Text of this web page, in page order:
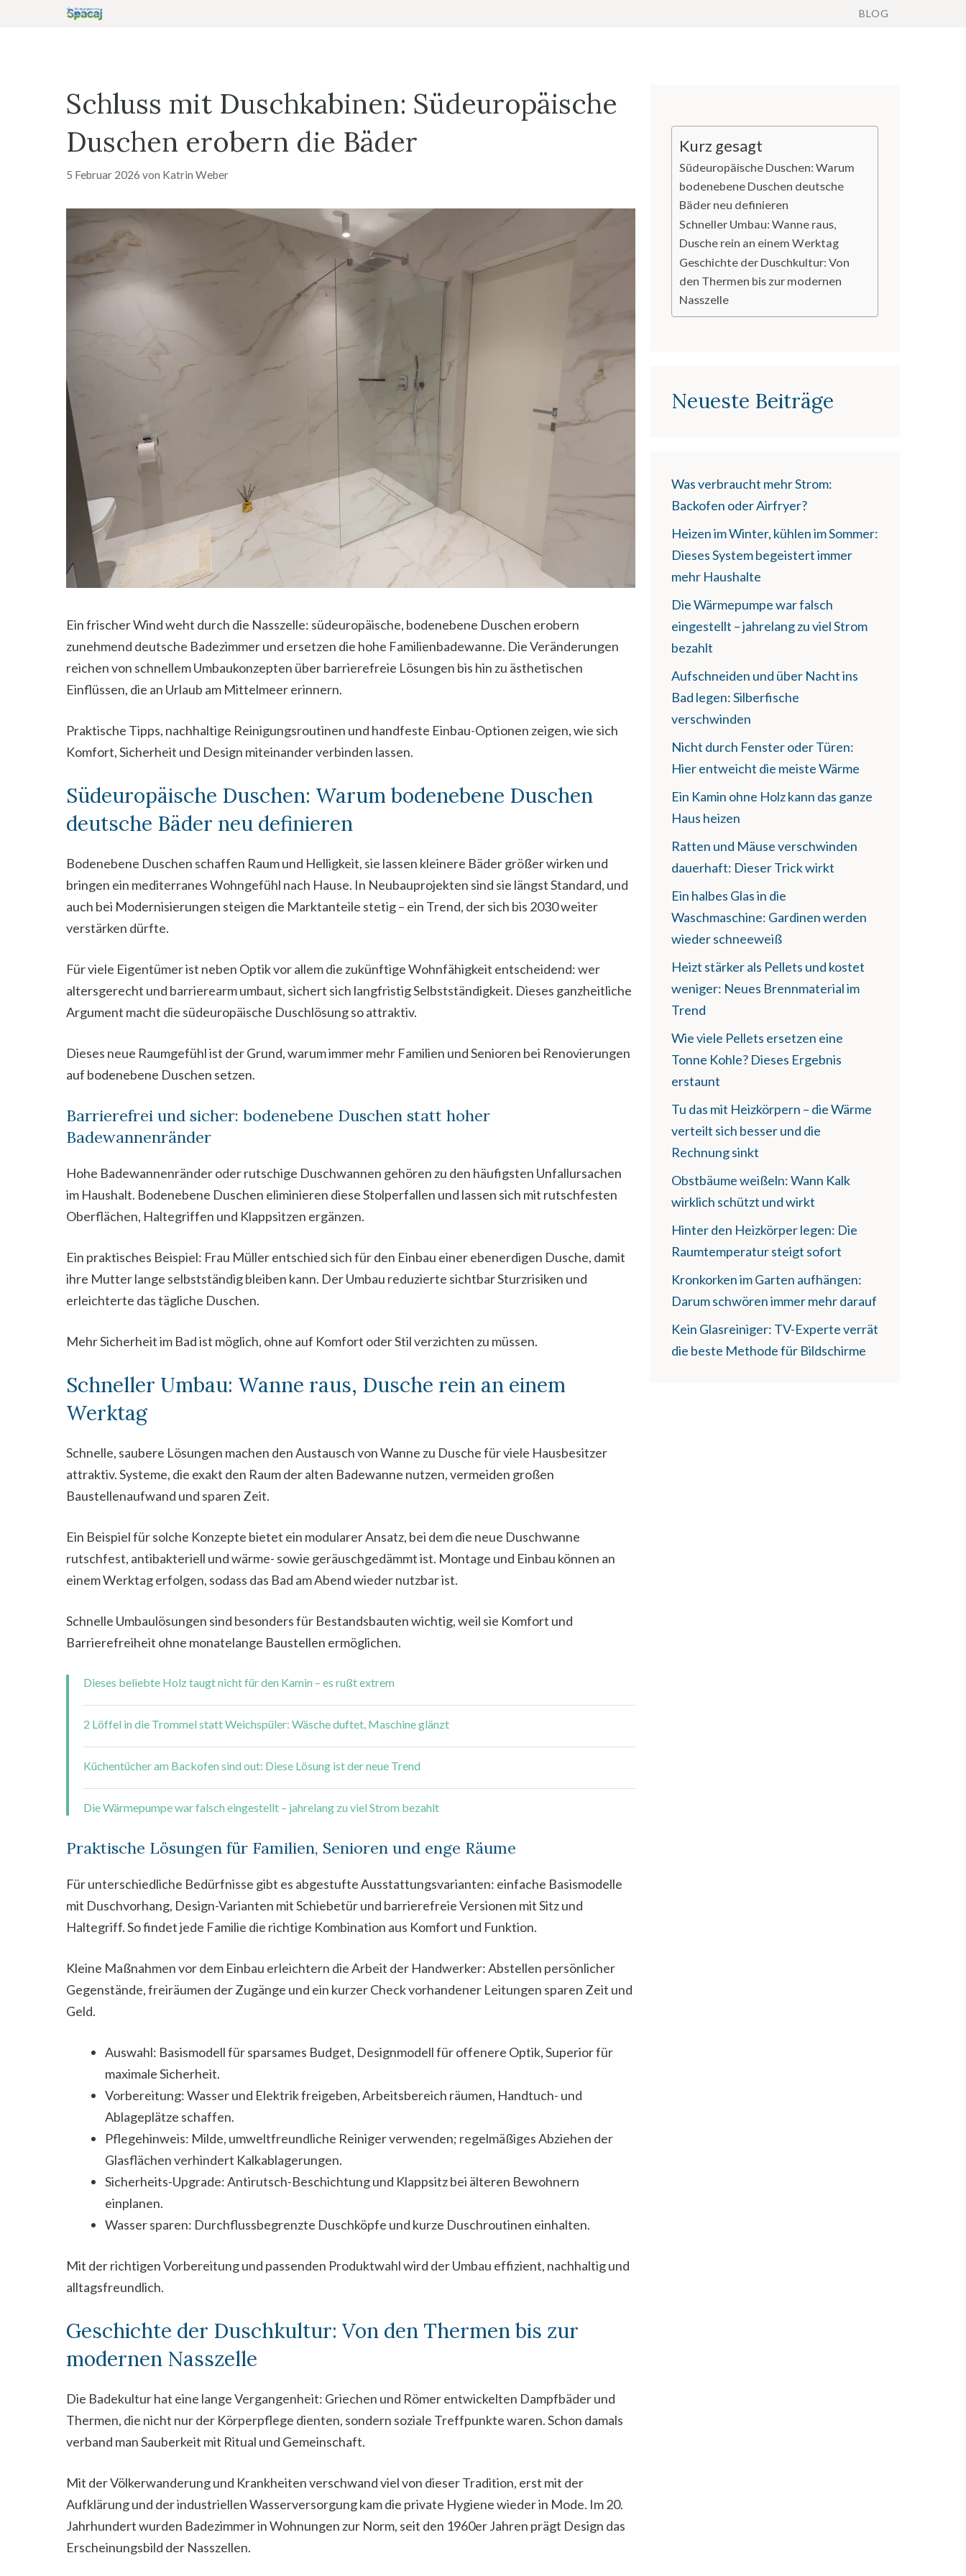
BLOG
Schluss mit Duschkabinen: Südeuropäische
Duschen erobern die Bäder
5 Februar 2026 von Katrin Weber
Ein frischer Wind weht durch die Nasszelle: südeuropäische, bodenebene Duschen erobern
zunehmend deutsche Badezimmer und ersetzen die hohe Familienbadewanne. Die Veränderungen
reichen von schnellem Umbaukonzepten über barrierefreie Lösungen bis hin zu ästhetischen
Einflüssen, die an Urlaub am Mittelmeer erinnern.
Praktische Tipps, nachhaltige Reinigungsroutinen und handfeste Einbau-Optionen zeigen, wie sich
Komfort, Sicherheit und Design miteinander verbinden lassen.
Südeuropäische Duschen: Warum bodenebene Duschen
deutsche Bäder neu definieren
Bodenebene Duschen schaffen Raum und Helligkeit, sie lassen kleinere Bäder größer wirken und
bringen ein mediterranes Wohngefühl nach Hause. In Neubauprojekten sind sie längst Standard, und
auch bei Modernisierungen steigen die Marktanteile stetig – ein Trend, der sich bis 2030 weiter
verstärken dürfte.
Für viele Eigentümer ist neben Optik vor allem die zukünftige Wohnfähigkeit entscheidend: wer
altersgerecht und barrierearm umbaut, sichert sich langfristig Selbstständigkeit. Dieses ganzheitliche
Argument macht die südeuropäische Duschlösung so attraktiv.
Dieses neue Raumgefühl ist der Grund, warum immer mehr Familien und Senioren bei Renovierungen
auf bodenebene Duschen setzen.
Barrierefrei und sicher: bodenebene Duschen statt hoher
Badewannenränder
Hohe Badewannenränder oder rutschige Duschwannen gehören zu den häufigsten Unfallursachen
im Haushalt. Bodenebene Duschen eliminieren diese Stolperfallen und lassen sich mit rutschfesten
Oberflächen, Haltegriffen und Klappsitzen ergänzen.
Ein praktisches Beispiel: Frau Müller entschied sich für den Einbau einer ebenerdigen Dusche, damit
ihre Mutter lange selbstständig bleiben kann. Der Umbau reduzierte sichtbar Sturzrisiken und
erleichterte das tägliche Duschen.
Mehr Sicherheit im Bad ist möglich, ohne auf Komfort oder Stil verzichten zu müssen.
Schneller Umbau: Wanne raus, Dusche rein an einem
Werktag
Schnelle, saubere Lösungen machen den Austausch von Wanne zu Dusche für viele Hausbesitzer
attraktiv. Systeme, die exakt den Raum der alten Badewanne nutzen, vermeiden großen
Baustellenaufwand und sparen Zeit.
Ein Beispiel für solche Konzepte bietet ein modularer Ansatz, bei dem die neue Duschwanne
rutschfest, antibakteriell und wärme- sowie geräuschgedämmt ist. Montage und Einbau können an
einem Werktag erfolgen, sodass das Bad am Abend wieder nutzbar ist.
Schnelle Umbaulösungen sind besonders für Bestandsbauten wichtig, weil sie Komfort und
Barrierefreiheit ohne monatelange Baustellen ermöglichen.
Dieses beliebte Holz taugt nicht für den Kamin – es rußt extrem
2 Löffel in die Trommel statt Weichspüler: Wäsche duftet, Maschine glänzt
Küchentücher am Backofen sind out: Diese Lösung ist der neue Trend
Die Wärmepumpe war falsch eingestellt – jahrelang zu viel Strom bezahlt
Praktische Lösungen für Familien, Senioren und enge Räume
Für unterschiedliche Bedürfnisse gibt es abgestufte Ausstattungsvarianten: einfache Basismodelle
mit Duschvorhang, Design-Varianten mit Schiebetür und barrierefreie Versionen mit Sitz und
Haltegriff. So findet jede Familie die richtige Kombination aus Komfort und Funktion.
Kleine Maßnahmen vor dem Einbau erleichtern die Arbeit der Handwerker: Abstellen persönlicher
Gegenstände, freiräumen der Zugänge und ein kurzer Check vorhandener Leitungen sparen Zeit und
Geld.
Auswahl: Basismodell für sparsames Budget, Designmodell für offenere Optik, Superior für
maximale Sicherheit.
Vorbereitung: Wasser und Elektrik freigeben, Arbeitsbereich räumen, Handtuch- und
Ablageplätze schaffen.
Pflegehinweis: Milde, umweltfreundliche Reiniger verwenden; regelmäßiges Abziehen der
Glasflächen verhindert Kalkablagerungen.
Sicherheits-Upgrade: Antirutsch-Beschichtung und Klappsitz bei älteren Bewohnern
einplanen.
Wasser sparen: Durchflussbegrenzte Duschköpfe und kurze Duschroutinen einhalten.
Mit der richtigen Vorbereitung und passenden Produktwahl wird der Umbau effizient, nachhaltig und
alltagsfreundlich.
Geschichte der Duschkultur: Von den Thermen bis zur
modernen Nasszelle
Die Badekultur hat eine lange Vergangenheit: Griechen und Römer entwickelten Dampfbäder und
Thermen, die nicht nur der Körperpflege dienten, sondern soziale Treffpunkte waren. Schon damals
verband man Sauberkeit mit Ritual und Gemeinschaft.
Mit der Völkerwanderung und Krankheiten verschwand viel von dieser Tradition, erst mit der
Aufklärung und der industriellen Wasserversorgung kam die private Hygiene wieder in Mode. Im 20.
Jahrhundert wurden Badezimmer in Wohnungen zur Norm, seit den 1960er Jahren prägt Design das
Erscheinungsbild der Nasszellen.
Kurz gesagt
Südeuropäische Duschen: Warum
bodenebene Duschen deutsche
Bäder neu definieren
Schneller Umbau: Wanne raus,
Dusche rein an einem Werktag
Geschichte der Duschkultur: Von
den Thermen bis zur modernen
Nasszelle
Neueste Beiträge
Was verbraucht mehr Strom:
Backofen oder Airfryer?
Heizen im Winter, kühlen im Sommer:
Dieses System begeistert immer
mehr Haushalte
Die Wärmepumpe war falsch
eingestellt – jahrelang zu viel Strom
bezahlt
Aufschneiden und über Nacht ins
Bad legen: Silberfische
verschwinden
Nicht durch Fenster oder Türen:
Hier entweicht die meiste Wärme
Ein Kamin ohne Holz kann das ganze
Haus heizen
Ratten und Mäuse verschwinden
dauerhaft: Dieser Trick wirkt
Ein halbes Glas in die
Waschmaschine: Gardinen werden
wieder schneeweiß
Heizt stärker als Pellets und kostet
weniger: Neues Brennmaterial im
Trend
Wie viele Pellets ersetzen eine
Tonne Kohle? Dieses Ergebnis
erstaunt
Tu das mit Heizkörpern – die Wärme
verteilt sich besser und die
Rechnung sinkt
Obstbäume weißeln: Wann Kalk
wirklich schützt und wirkt
Hinter den Heizkörper legen: Die
Raumtemperatur steigt sofort
Kronkorken im Garten aufhängen:
Darum schwören immer mehr darauf
Kein Glasreiniger: TV-Experte verrät
die beste Methode für Bildschirme